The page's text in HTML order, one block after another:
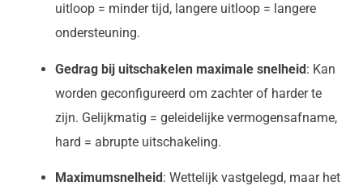
uitloop = minder tijd, langere uitloop = langere
ondersteuning.
Gedrag bij uitschakelen maximale snelheid: Kan
worden geconfigureerd om zachter of harder te
zijn. Gelijkmatig = geleidelijke vermogensafname,
hard = abrupte uitschakeling.
Maximumsnelheid: Wettelijk vastgelegd, maar het